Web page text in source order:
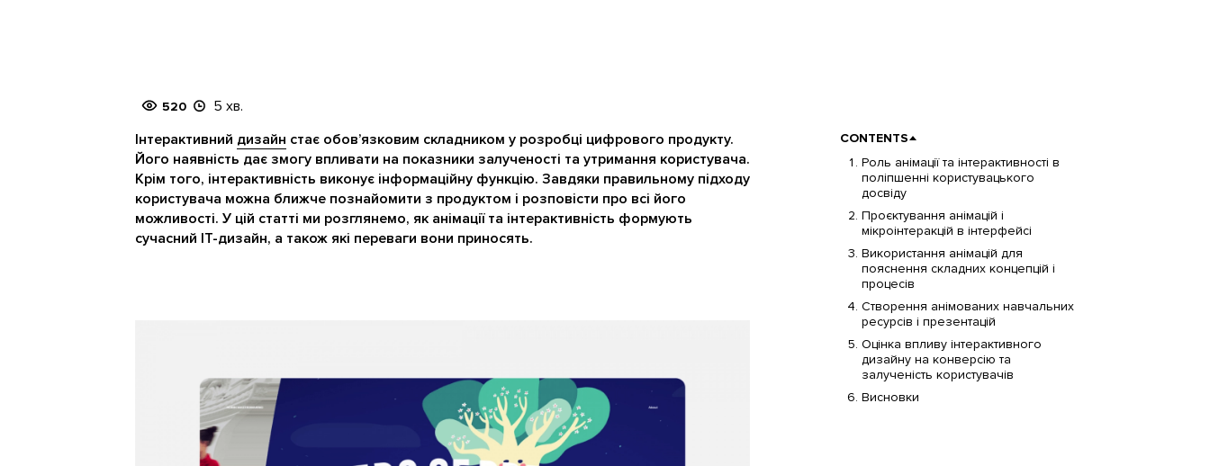
520 5 хв.
CONTENTS
Роль анімації та інтерактивності в
поліпшенні користувацького
досвіду
Проєктування анімацій і
мікроінтеракцій в інтерфейсі
Використання анімацій для
пояснення складних концепцій і
процесів
Створення анімованих навчальних
ресурсів і презентацій
Оцінка впливу інтерактивного
дизайну на конверсію та
залученість користувачів
Висновки
Інтерактивний дизайн стає обов’язковим складником у розробці цифрового продукту.
Його наявність дає змогу впливати на показники залученості та утримання користувача.
Крім того, інтерактивність виконує інформаційну функцію. Завдяки правильному підходу
користувача можна ближче познайомити з продуктом і розповісти про всі його
можливості. У цій статті ми розглянемо, як анімації та інтерактивність формують
сучасний IT-дизайн, а також які переваги вони приносять.